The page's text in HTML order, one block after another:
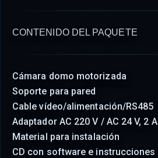
CONTENIDO DEL PAQUETE
Cámara domo motorizada
Soporte para pared
Cable vídeo/alimentación/RS485
Adaptador AC 220 V / AC 24 V, 2 A
Material para instalación
CD con software e instrucciones